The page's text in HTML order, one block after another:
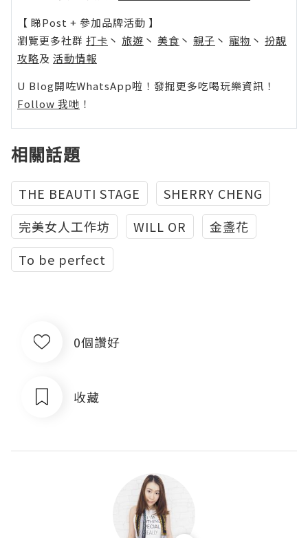
【 睇Post + 參加品牌活動 】
瀏覽更多社群 打卡 丶 旅遊 丶 美食 丶 親子 丶 寵物 丶 扮靚
攻略及 活動情報
U Blog開咗WhatsApp啦！發掘更多吃喝玩樂資訊！
Follow 我哋 ！
相關話題
THE BEAUTI STAGE
SHERRY CHENG
完美女人工作坊
WILL OR
金盞花
To be perfect
0個讚好
收藏